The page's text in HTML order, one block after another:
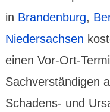
in Brandenburg,
Nieder­sachsen
einen Vor-Ort-
Sach­ver­stän­digen
Schadens- und